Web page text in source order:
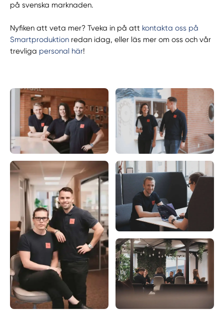
på svenska marknaden.
Nyfiken att veta mer? Tveka in på att kontakta oss på
Smartproduktion redan idag, eller läs mer om oss och vår
trevliga personal här!